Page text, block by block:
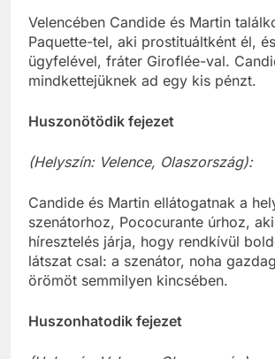
Velencében Candide és Martin
Paquette-tel, aki prostituáltként él,
ügyfelével, fráter Giroflée-val.
mindkettejüknek ad egy kis pénzt.
Huszonötödik fejezet
(Helyszín: Velence, Olaszország):
Candide és Martin ellátogatnak a
szenátorhoz, Pococurante úrhoz,
híresztelés járja, hogy rendkívül
látszat csal: a szenátor, noha
örömöt semmilyen kincsében.
Huszonhatodik fejezet